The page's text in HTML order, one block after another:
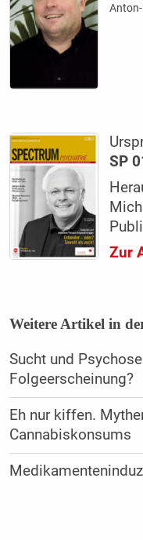
SP
Zur
Weitere Artikel in
Sucht und
Folgeerscheinung?
Eh nur kiffen.
Cannabiskonsums